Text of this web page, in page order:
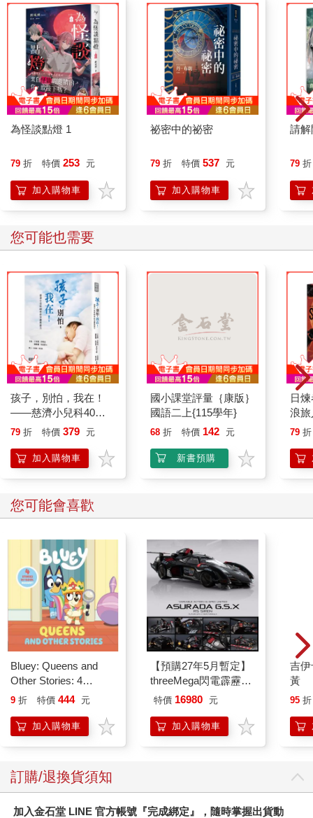
為怪談點燈 1
79 折 特價 253 元
加入購物車
祕密中的祕密
79 折 特價 537 元
加入購物車
請解
79 折
您可能也需要
孩子，別怕，我在！
——慈濟小兒科40年
的守護與接力
79 折 特價 379 元
加入購物車
國小課堂評量｛康版｝
國語二上{115學年}
68 折 特價 142 元
新書預購
日
浪
幻
79 折
您可能會喜歡
Bluey: Queens and
Other Stories: 4
Stories in 1 Book.
9 折 特價 444 元
加入購物車
【預購27年5月暫定】
threeMega閃電霹靂車
VA Hi-SPEC UNITED
SIREN 黑色限定
特價 16980 元
加入購物車
吉
黃
95 折
訂購/退換貨須知
加入金石堂 LINE 官方帳號『完成綁定』，隨時掌握出貨動